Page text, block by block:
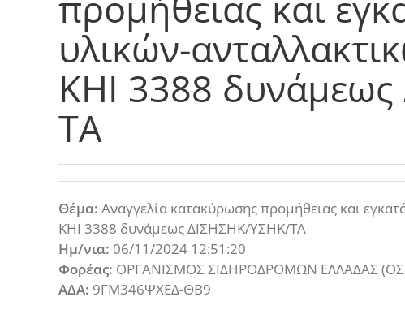
υλικών-
ΚΗΙ 3388
ΤΑ
Θέμα: Αναγγελία κατακύρωσης προμήθειας και
ΚΗΙ 3388 δυνάμεως ΔΙΣΗΣΗΚ/ΥΣΗΚ/ΤΑ
Ημ/νια: 06/11/2024 12:51:20
Φορέας: ΟΡΓΑΝΙΣΜΟΣ ΣΙΔΗΡΟΔΡΟΜΩΝ ΕΛΛΑΔΑΣ
ΑΔΑ: 9ΓΜ346ΨΧΕΔ-ΘΒ9